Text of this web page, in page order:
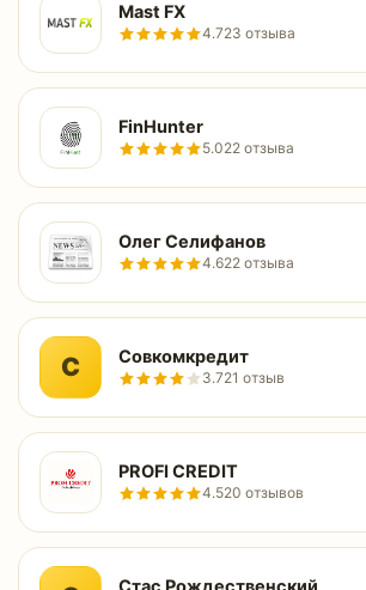
Mast FX
4.723 отзыва
FinHunter
5.022 отзыва
Олег Селифанов
4.622 отзыва
С Совкомкредит
3.721 отзыв
PROFI CREDIT
4.520 отзывов